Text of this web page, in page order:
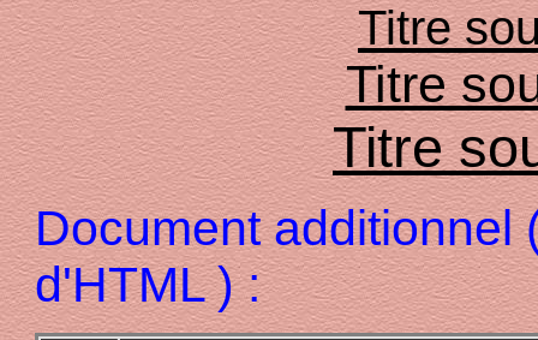
Titre
Titre
Titre
Document additionnel
d'HTML ) :